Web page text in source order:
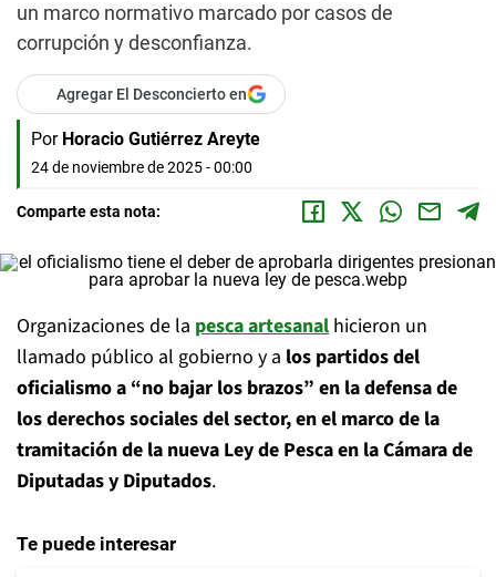
un marco normativo marcado por casos de
corrupción y desconfianza.
Agregar El Desconcierto en
Por Horacio Gutiérrez Areyte
24 de noviembre de 2025 - 00:00
Comparte esta nota:
Organizaciones de la pesca artesanal hicieron un
llamado público al gobierno y a los partidos del
oficialismo a “no bajar los brazos” en la defensa de
los derechos sociales del sector, en el marco de la
tramitación de la nueva Ley de Pesca en la Cámara de
Diputadas y Diputados.
Te puede interesar